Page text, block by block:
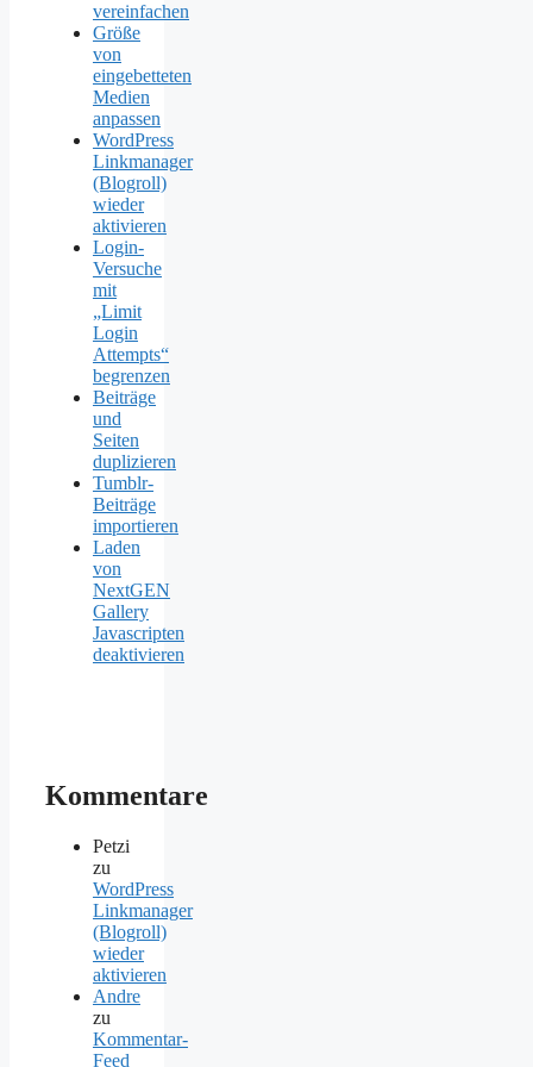
vereinfachen
Größe
von
eingebetteten
Medien
anpassen
WordPress
Linkmanager
(Blogroll)
wieder
aktivieren
Login-
Versuche
mit
„Limit
Login
Attempts“
begrenzen
Beiträge
und
Seiten
duplizieren
Tumblr-
Beiträge
importieren
Laden
von
NextGEN
Gallery
Javascripten
deaktivieren
Kommentare
Petzi
zu
WordPress
Linkmanager
(Blogroll)
wieder
aktivieren
Andre
zu
Kommentar-
Feed